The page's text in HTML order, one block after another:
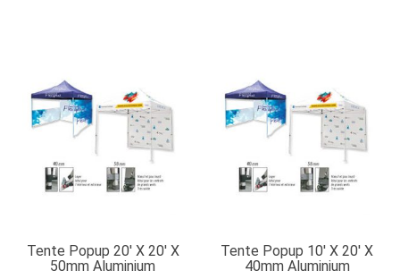
Tente Popup 20′ X 20′ X
50mm Aluminium
Tente Popup 10′ X 20′ X
40mm Aluminium